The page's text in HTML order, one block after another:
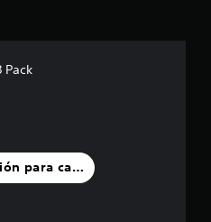
Pack
para calificar